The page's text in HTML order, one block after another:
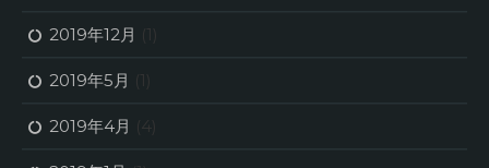
2019年12月 (1)
2019年5月 (1)
2019年4月 (4)